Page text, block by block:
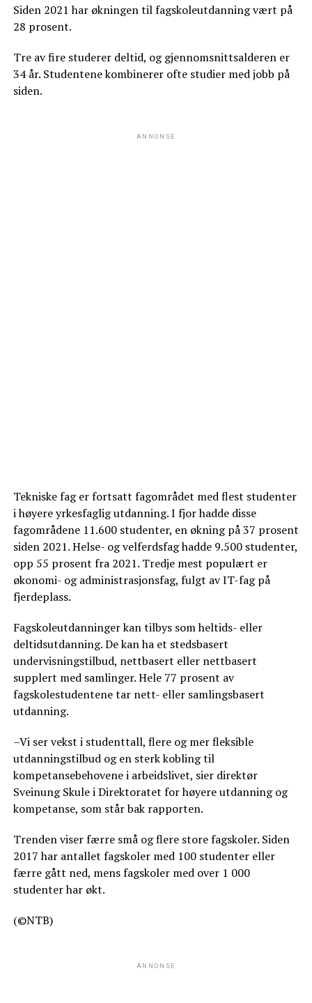
Siden 2021 har økningen til fagskoleutdanning vært på
28 prosent.
Tre av fire studerer deltid, og gjennomsnittsalderen er
34 år. Studentene kombinerer ofte studier med jobb på
siden.
ANNONSE
Tekniske fag er fortsatt fagområdet med flest studenter
i høyere yrkesfaglig utdanning. I fjor hadde disse
fagområdene 11.600 studenter, en økning på 37 prosent
siden 2021. Helse- og velferdsfag hadde 9.500 studenter,
opp 55 prosent fra 2021. Tredje mest populært er
økonomi- og administrasjonsfag, fulgt av IT-fag på
fjerdeplass.
Fagskoleutdanninger kan tilbys som heltids- eller
deltidsutdanning. De kan ha et stedsbasert
undervisningstilbud, nettbasert eller nettbasert
supplert med samlinger. Hele 77 prosent av
fagskolestudentene tar nett- eller samlingsbasert
utdanning.
–Vi ser vekst i studenttall, flere og mer fleksible
utdanningstilbud og en sterk kobling til
kompetansebehovene i arbeidslivet, sier direktør
Sveinung Skule i Direktoratet for høyere utdanning og
kompetanse, som står bak rapporten.
Trenden viser færre små og flere store fagskoler. Siden
2017 har antallet fagskoler med 100 studenter eller
færre gått ned, mens fagskoler med over 1 000
studenter har økt.
(©NTB)
ANNONSE